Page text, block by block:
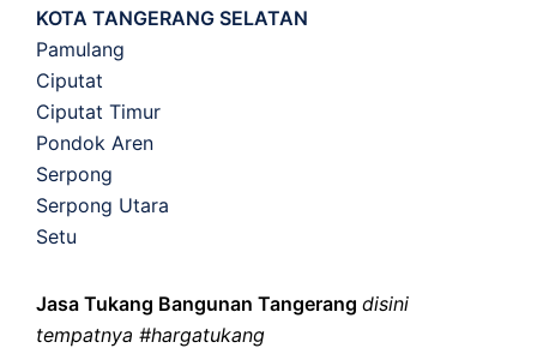
KOTA TANGERANG SELATAN
Pamulang
Ciputat
Ciputat Timur
Pondok Aren
Serpong
Serpong Utara
Setu
Jasa Tukang Bangunan Tangerang disini
tempatnya #hargatukang